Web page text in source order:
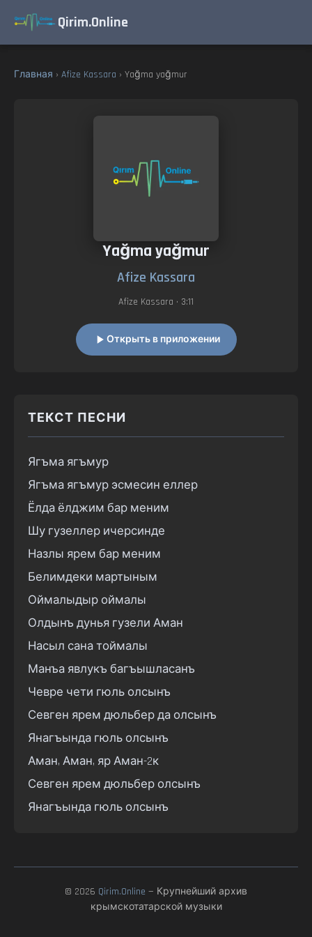
Qirim.Online
Главная › Afize Kassara › Yağma yağmur
Yağma yağmur
Afize Kassara
Afize Kassara • 3:11
Открыть в приложении
ТЕКСТ ПЕСНИ
Ягъма ягъмур
Ягъма ягъмур эсмесин еллер
Ёлда ёлджим бар меним
Шу гузеллер ичерсинде
Назлы ярем бар меним
Белимдеки мартыным
Оймалыдыр оймалы
Олдынъ дунья гузели Аман
Насыл сана тоймалы
Манъа явлукъ багъышласанъ
Чевре чети гюль олсынъ
Севген ярем дюльбер да олсынъ
Янагъында гюль олсынъ
Аман, Аман, яр Аман-2к
Севген ярем дюльбер олсынъ
Янагъында гюль олсынъ
© 2026 Qirim.Online — Крупнейший архив
крымскотатарской музыки